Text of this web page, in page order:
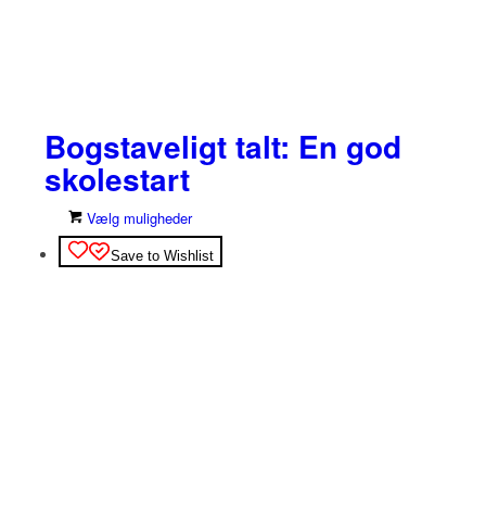
Bogstaveligt talt: En god
skolestart
Vælg muligheder
vare
har
Save to Wishlist